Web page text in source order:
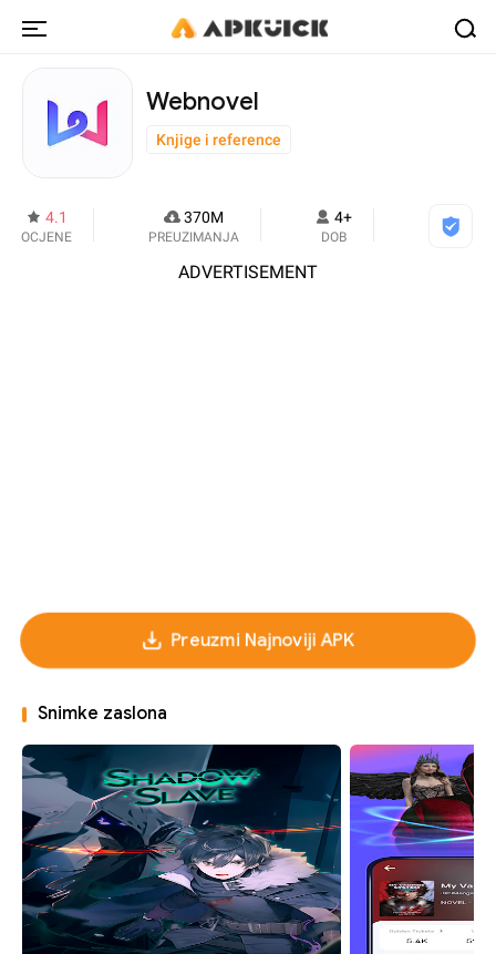
Webnovel
Knjige i reference
4.1
OCJENE
370M
PREUZIMANJA
4+
DOB
ADVERTISEMENT
Preuzmi Najnoviji APK
Snimke zaslona